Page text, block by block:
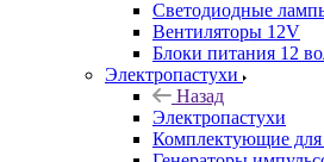
Светодиодные
Вентиляторы 12V
Блоки питания 12
Электропастухи
Назад
Электропастухи
Комплектующие для